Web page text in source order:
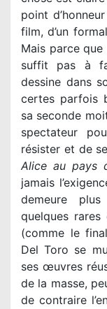
point
film, d’un
Mais parce
suffit pas à
dessine dans
certes parfois
sa seconde
spectateur
résister et de
Alice au pays
jamais
demeure
quelques
(comme le
Del Toro se
ses œuvres
de la masse,
de contraire